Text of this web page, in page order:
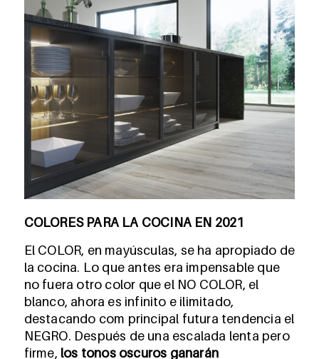
COLORES PARA LA COCINA EN 2021
El COLOR, en mayúsculas, se ha apropiado de
la cocina. Lo que antes era impensable que
no fuera otro color que el NO COLOR, el
blanco, ahora es infinito e ilimitado,
destacando com principal futura tendencia el
NEGRO. Después de una escalada lenta pero
firme, los tonos oscuros ganarán